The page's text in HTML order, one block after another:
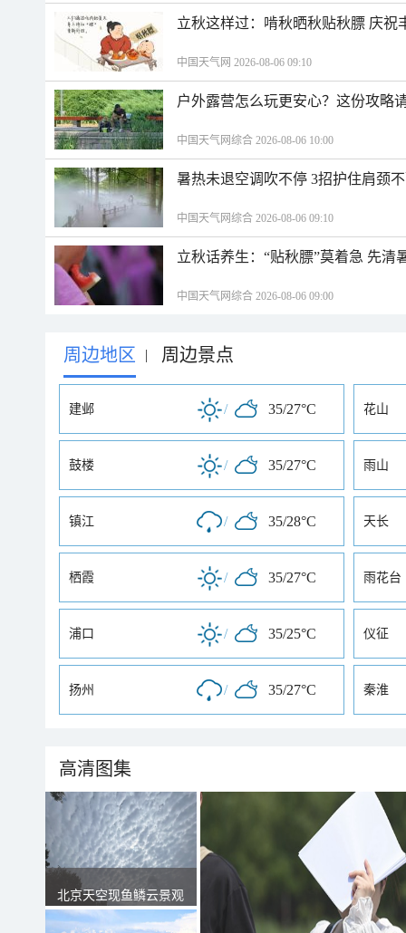
立秋这样过：啃秋晒秋贴秋膘 庆祝
中国天气网 2026-08-06 09:10
户外露营怎么玩更安心？这份攻略
中国天气网综合 2026-08-06 10:00
暑热未退空调吹不停 3招护住肩颈
中国天气网综合 2026-08-06 09:10
立秋话养生：“贴秋膘”莫着急 先清
中国天气网综合 2026-08-06 09:00
周边地区 | 周边景点
建邺 / 35/27°C 花山
鼓楼 / 35/27°C 雨山
镇江 / 35/28°C 天长
栖霞 / 35/27°C 雨花台
浦口 / 35/25°C 仪征
扬州 / 35/27°C 秦淮
高清图集
北京天空现鱼鳞云景观